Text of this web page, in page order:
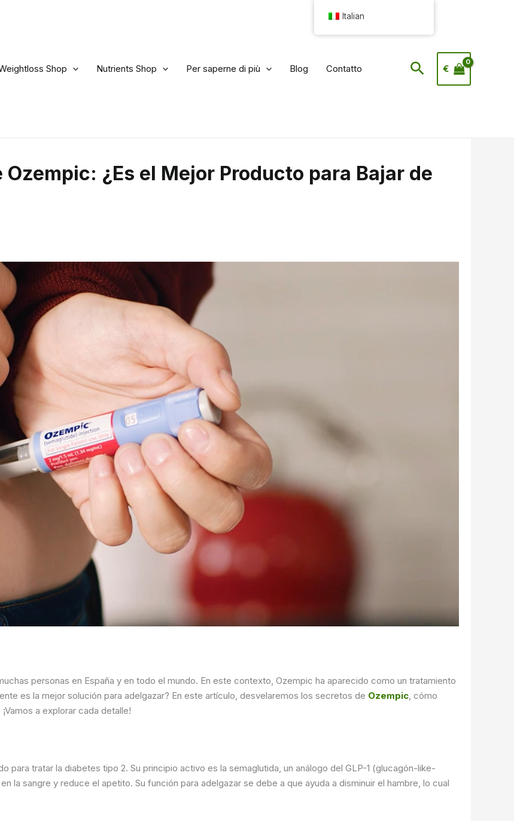
Shop Nutrients Shop Per saperne di più Blog Contatto Cerca
€
¿Es el Mejor Producto para Bajar de
personas en España y en todo el mundo. En este contexto, Ozempic ha aparecido como un tratamiento
es la mejor solución para adelgazar? En este artículo, desvelaremos los secretos de Ozempic , cómo
a explorar cada detalle!
para tratar la diabetes tipo 2. Su principio activo es la semaglutida, un análogo del GLP-1 (glucagón-like-
la sangre y reduce el apetito. Su función para adelgazar se debe a que ayuda a disminuir el hambre, lo cual
Italian